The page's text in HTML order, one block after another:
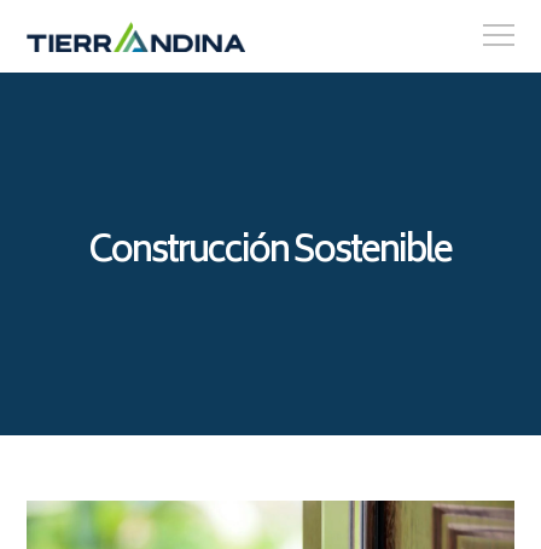
Construcción Sostenible